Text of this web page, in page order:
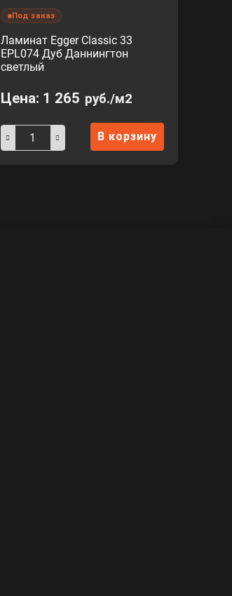
Под заказ
Ламинат Egger Classic 33
EPL074 Дуб Даннингтон
светлый
Цена: 1 265 руб./м2
В корзину